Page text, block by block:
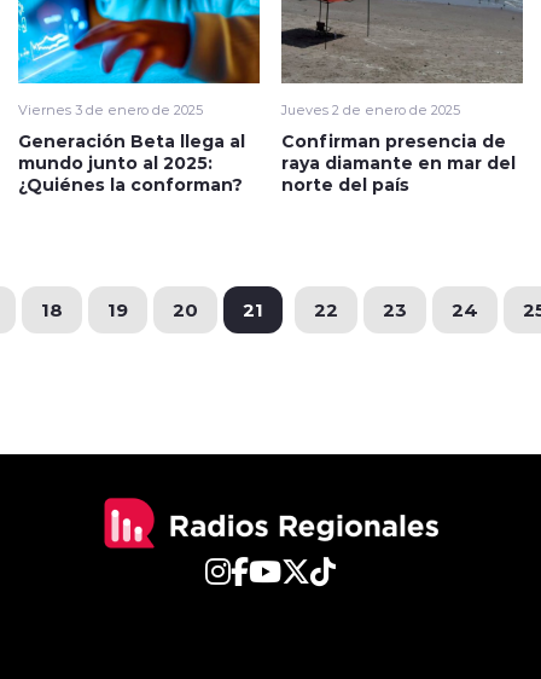
Viernes 3 de enero de 2025
Generación Beta llega al
mundo junto al 2025:
¿Quiénes la conforman?
Jueves 2 de enero de 2025
Confirman presencia de
raya diamante en mar del
norte del país
18 19 20 21 22 23 24